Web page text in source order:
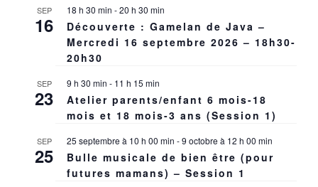
SEP
16
18 h 30 min -20 h 30 min
Découverte : Gamelan de Java –
Mercredi 16 septembre 2026 – 18h30-
20h30
SEP
23
9 h 30 min - 11 h 15 min
Atelier parents/enfant 6 mois-18
mois et 18 mois-3 ans (Session 1)
SEP
25
25 septembre à 10 h 00 min -9 octobre à 12 h 00 min
Bulle musicale de bien être (pour
futures mamans) – Session 1